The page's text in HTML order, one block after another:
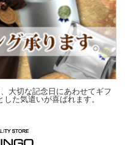
大切な記念日にあわせてギフ
た気遣いが喜ばれます。